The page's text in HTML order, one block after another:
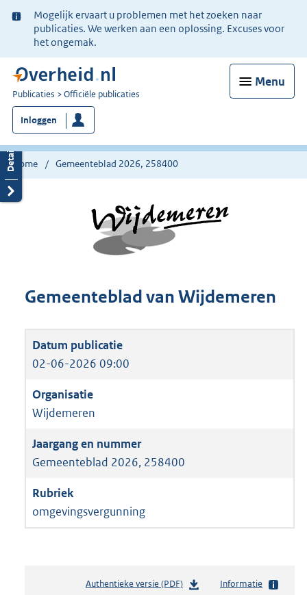
Ter
informatie:
Mogelijk ervaart u problemen met het zoeken naar
publicaties. We werken aan een oplossing. Excuses voor
het ongemak.
Menu
U
bent
nu
hier:
Publicaties Officiële publicaties
Inloggen
Home Gemeenteblad 2026, 258400
Gemeenteblad van Wijdemeren
02-06-2026 09:00
Wijdemeren
Gemeenteblad 2026, 258400
omgevingsvergunning
Authentieke versie (PDF)b
Informatie